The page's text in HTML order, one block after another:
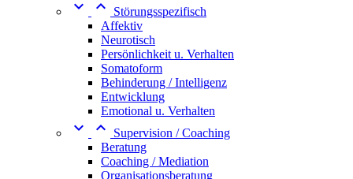
 
Störungsspezifisch
Affektiv
Neurotisch
Persönlichkeit u. Verhalten
Somatoform
Behinderung / Intelligenz
Entwicklung
Emotional u. Verhalten
 
Supervision / Coaching
Beratung
Coaching / Mediation
Organisationsberatung